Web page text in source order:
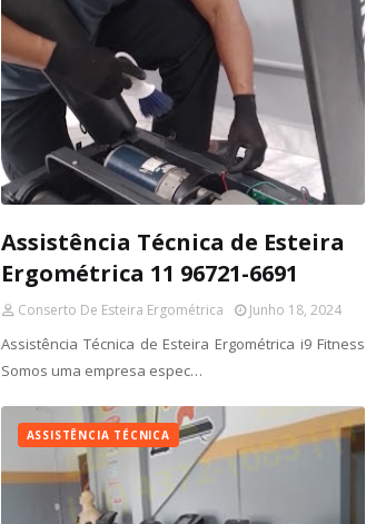
Assistência Técnica de Esteira
Ergométrica 11 96721-6691
Conserto De Esteira Ergométrica Junho 18, 2024
Assistência Técnica de Esteira Ergométrica i9 Fitness
Somos uma empresa espec…
ASSISTÊNCIA TÉCNICA